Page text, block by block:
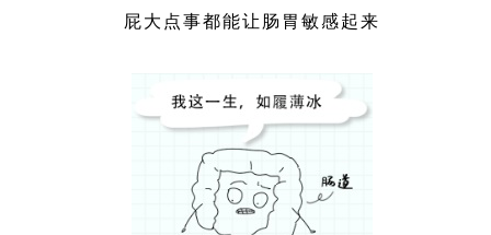
屁大点事都能让肠胃敏感起来